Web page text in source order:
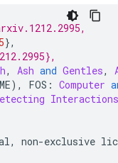
},
, Ash and Gentles,
ME), FOS : Computer
Interactions
, non-exclusive